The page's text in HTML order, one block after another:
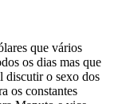
que vários
os dias mas que
discutir o sexo dos
os constantes